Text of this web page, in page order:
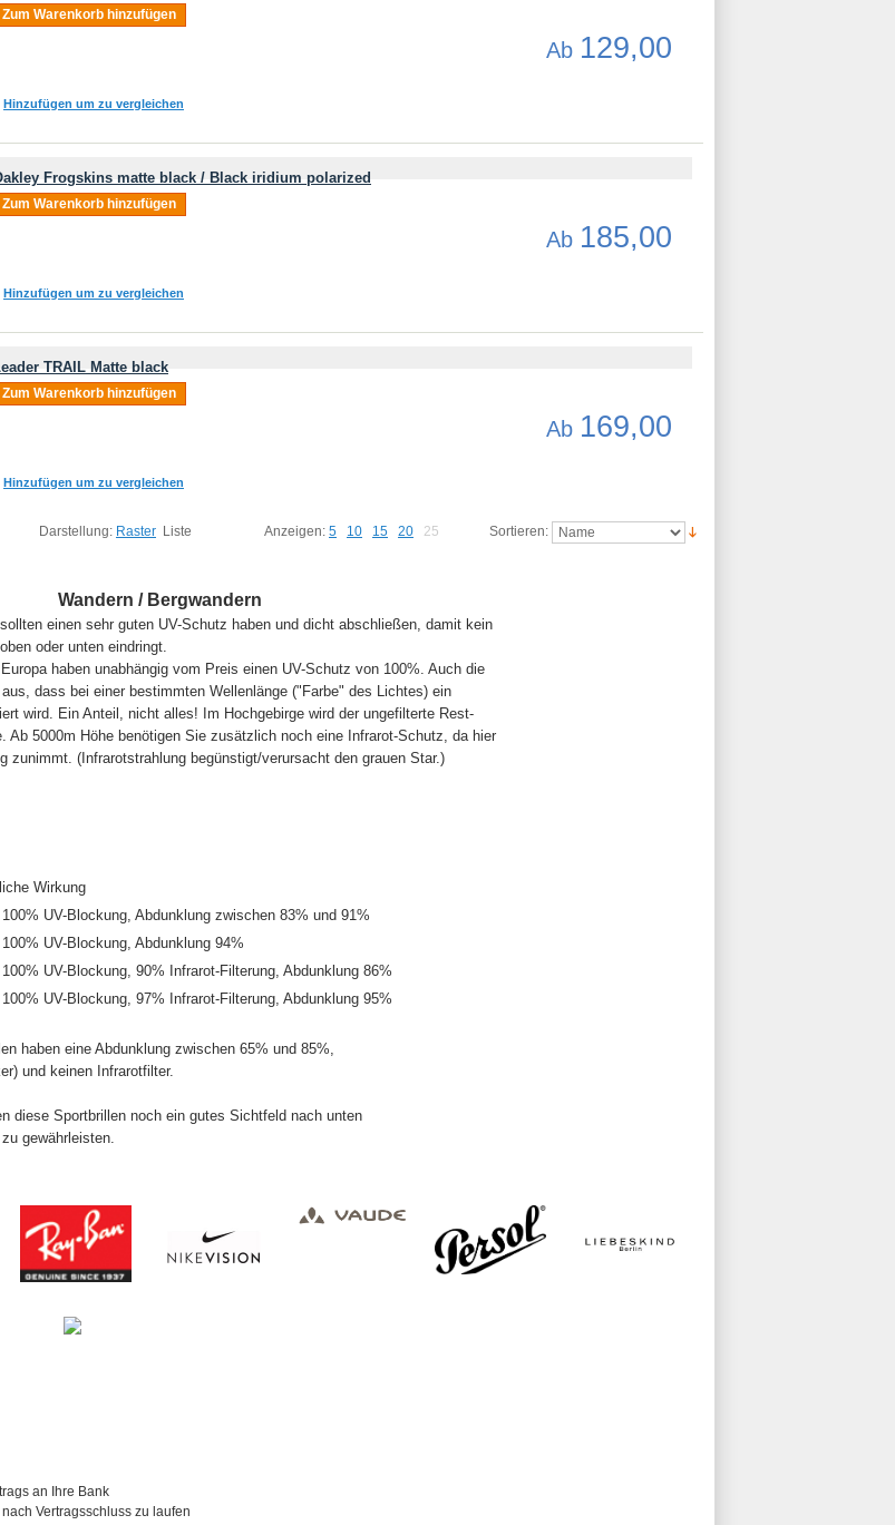
Ab 129,00
Zum Warenkorb hinzufügen
Hinzufügen um zu vergleichen
Frogskins matte black / Black iridium polarized
Ab 185,00
Zum Warenkorb hinzufügen
Hinzufügen um zu vergleichen
TRAIL Matte black
Ab 169,00
Zum Warenkorb hinzufügen
Hinzufügen um zu vergleichen
Sortieren:
Anzeigen: 5 10 15 20 25
Darstellung: Raster Liste
Wandern / Bergwandern
einen sehr guten UV-Schutz haben und dicht abschließen, damit kein
oder unten eindringt.
haben unabhängig vom Preis einen UV-Schutz von 100%. Auch die
dass bei einer bestimmten Wellenlänge ("Farbe" des Lichtes) ein
wird. Ein Anteil, nicht alles! Im Hochgebirge wird der ungefilterte Rest-
Ab 5000m Höhe benötigen Sie zusätzlich noch eine Infrarot-Schutz, da hier
zunimmt. (Infrarotstrahlung begünstigt/verursacht den grauen Star.)
Wirkung
UV-Blockung, Abdunklung zwischen 83% und 91%
UV-Blockung, Abdunklung 94%
UV-Blockung, 90% Infrarot-Filterung, Abdunklung 86%
UV-Blockung, 97% Infrarot-Filterung, Abdunklung 95%
haben eine Abdunklung zwischen 65% und 85%,
und keinen Infrarotfilter.
diese Sportbrillen noch ein gutes Sichtfeld nach unten
gewährleisten.
an Ihre Bank
Vertragsschluss zu laufen